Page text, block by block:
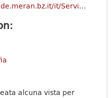
Servizi/Cartografia_-_SIT
alcuna vista per